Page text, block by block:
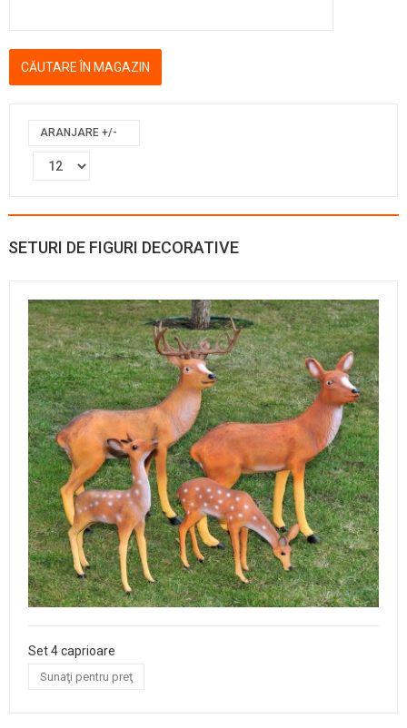
ARANJARE +/-
SETURI DE FIGURI DECORATIVE
Set 4 caprioare
Sunaţi pentru preţ